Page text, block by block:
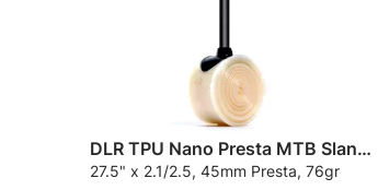
DLR TPU Nano Presta MTB Slange
27.5" x 2.1/2.5, 45mm Presta, 76gr